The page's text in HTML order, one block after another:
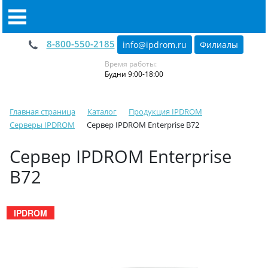
8-800-550-2185 info@ipdrom.ru Филиалы
Время работы:
Будни 9:00-18:00
Главная страница Каталог
Продукция IPDROM
Серверы IPDROM
Сервер IPDROM Enterprise B72
Сервер IPDROM Enterprise
B72
IPDROM